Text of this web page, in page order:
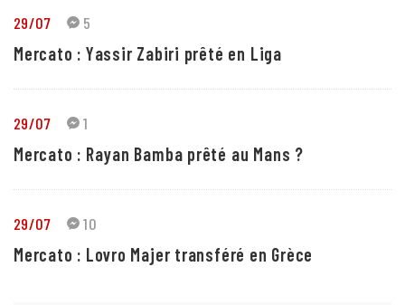
29/07 5
Mercato : Yassir Zabiri prêté en Liga
29/07 1
Mercato : Rayan Bamba prêté au Mans ?
29/07 10
Mercato : Lovro Majer transféré en Grèce